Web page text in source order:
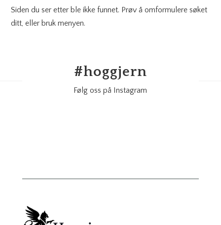
Siden du ser etter ble ikke funnet. Prøv å omformulere søket
ditt, eller bruk menyen.
#hoggjern
Følg oss på Instagram